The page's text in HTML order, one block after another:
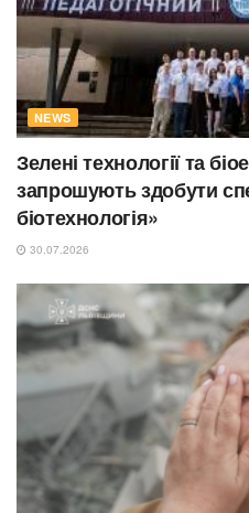
NEWS
Зелені технології та
запрошують здобути
біотехнологія»
30.07.2026